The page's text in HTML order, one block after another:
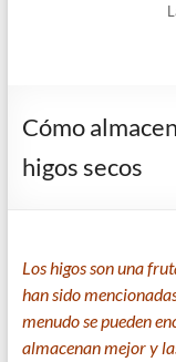
Cómo
higos secos
Los higos son una
han sido
menudo se pueden
almacenan mejor y